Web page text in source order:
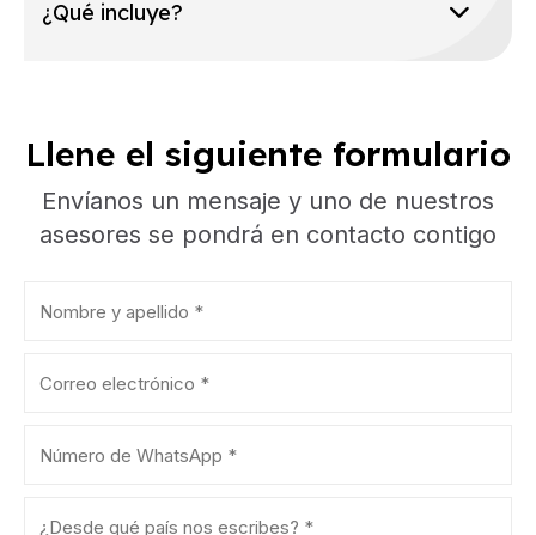
¿Qué incluye?
Llene el siguiente formulario
Envíanos un mensaje y uno de nuestros
asesores se pondrá en contacto contigo